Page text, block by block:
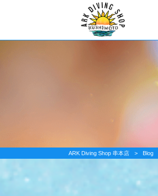
ARK Diving Shop 串本店 > Blog